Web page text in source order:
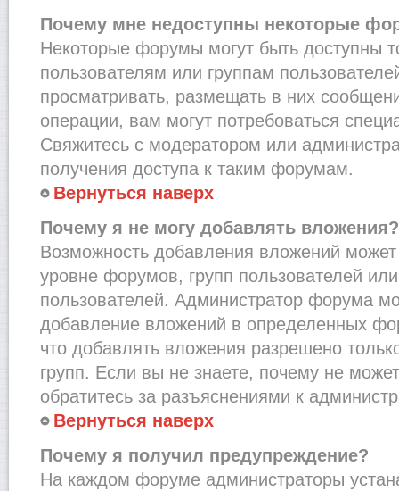
Почему мне недоступны некоторые
Некоторые форумы могут быть доступны
пользователям или группам
просматривать, размещать в них
операции, вам могут потребоваться
Свяжитесь с модератором или
получения доступа к таким форумам.
Вернуться наверх
Почему я не могу добавлять вложения?
Возможность добавления вложений может
уровне форумов, групп пользователей
пользователей. Администратор форума
добавление вложений в определенных
что добавлять вложения разрешено
групп. Если вы не знаете, почему не
обратитесь за разъяснениями к
Вернуться наверх
Почему я получил предупреждение?
На каждом форуме администраторы